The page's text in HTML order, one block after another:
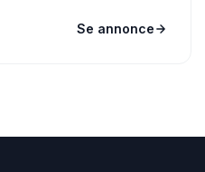
Se annonce